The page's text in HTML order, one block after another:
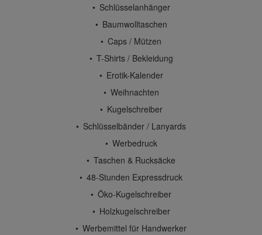
Schlüsselanhänger
Baumwolltaschen
Caps / Mützen
T-Shirts / Bekleidung
Erotik-Kalender
Weihnachten
Kugelschreiber
Schlüsselbänder / Lanyards
Werbedruck
Taschen & Rucksäcke
48-Stunden Expressdruck
Öko-Kugelschreiber
Holzkugelschreiber
Werbemittel für Handwerker